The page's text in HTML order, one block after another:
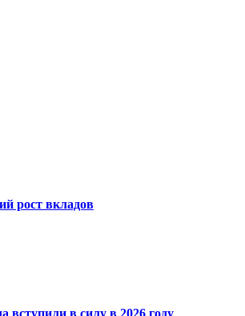
рост вкладов
вступили в силу в 2026 году